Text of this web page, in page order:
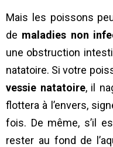
Mais les poissons
de maladies non
une obstruction
natatoire. Si votre
vessie natatoire, il
flottera à l’envers,
fois. De même, s’il
rester au fond de